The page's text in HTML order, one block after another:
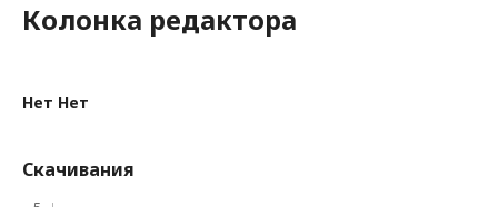
Колонка редактора
Нет Нет
Скачивания